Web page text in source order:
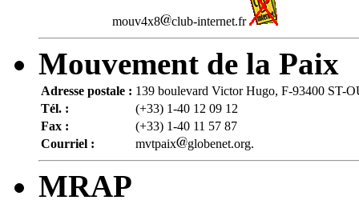
mouv4x8 club-internet.fr
Mouvement de la Paix
Adresse postale : 139 boulevard Victor Hugo, F-93400 ST-
Tél. :
(+33) 1-40 12 09 12
Fax :
(+33) 1-40 11 57 87
Courriel :
mvtpaix globenet.org.
MRAP